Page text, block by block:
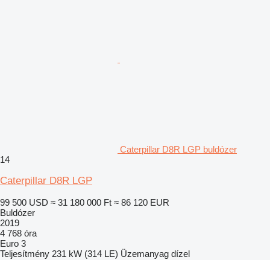
Caterpillar D8R LGP buldózer
14
Caterpillar D8R LGP
99 500 USD ≈ 31 180 000 Ft ≈ 86 120 EUR
Buldózer
2019
4 768 óra
Euro 3
Teljesítmény 231 kW (314 LE) Üzemanyag dízel